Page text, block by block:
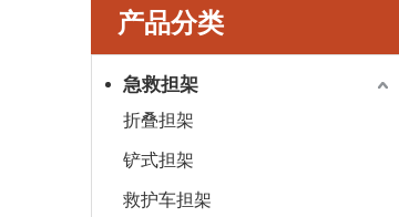
产品分类
急救担架
折叠担架
铲式担架
救护车担架